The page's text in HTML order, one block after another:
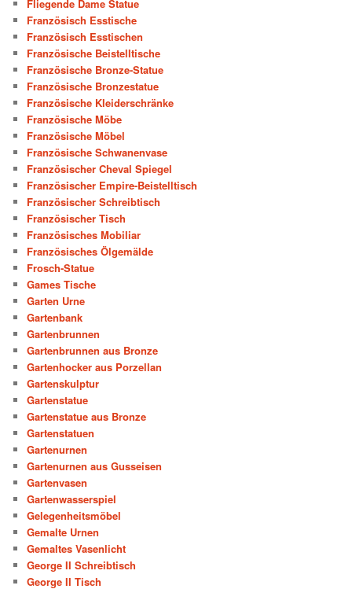
Fliegende Dame Statue
Französisch Esstische
Französisch Esstischen
Französische Beistelltische
Französische Bronze-Statue
Französische Bronzestatue
Französische Kleiderschränke
Französische Möbe
Französische Möbel
Französische Schwanenvase
Französischer Cheval Spiegel
Französischer Empire-Beistelltisch
Französischer Schreibtisch
Französischer Tisch
Französisches Mobiliar
Französisches Ölgemälde
Frosch-Statue
Games Tische
Garten Urne
Gartenbank
Gartenbrunnen
Gartenbrunnen aus Bronze
Gartenhocker aus Porzellan
Gartenskulptur
Gartenstatue
Gartenstatue aus Bronze
Gartenstatuen
Gartenurnen
Gartenurnen aus Gusseisen
Gartenvasen
Gartenwasserspiel
Gelegenheitsmöbel
Gemalte Urnen
Gemaltes Vasenlicht
George II Schreibtisch
George II Tisch